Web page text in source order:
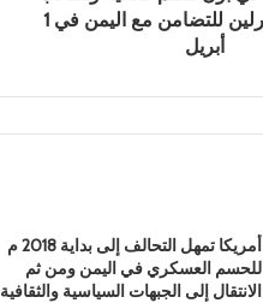
في اليمن
الأموال .. حجز قضيتها للحكم
تطرح رؤية شاملة لتحقيق
الذاتي وبناء سيادة غذائية مستدامة
بدعم فعالية برلين للتضامن مع اليمن في 1
أبريل
أمريكا تمهل التحالف إلى بداية 2018 م
للحسم العسكري في اليمن ومن ثم
الانتقال إلى الجبهات السياسية والثقافية